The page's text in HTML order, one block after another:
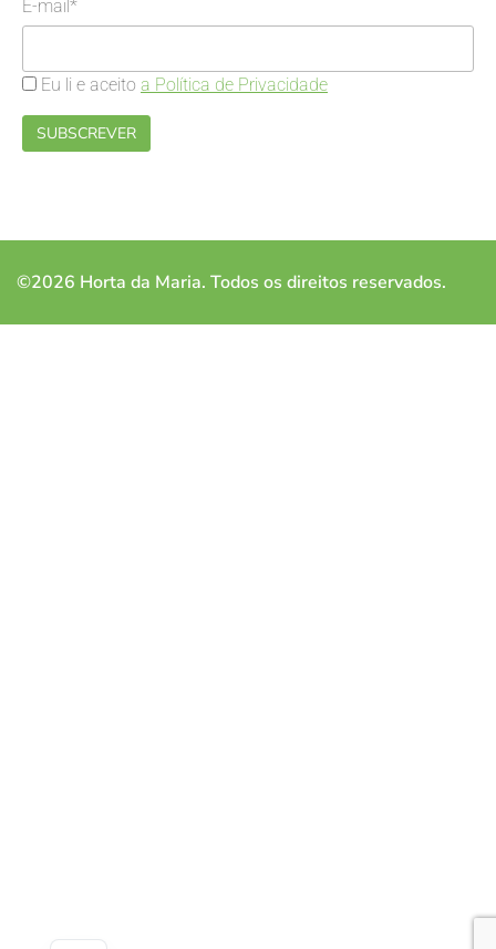
E-mail*
Eu li e aceito a Política de Privacidade
©2026 Horta da Maria. Todos os direitos reservados.